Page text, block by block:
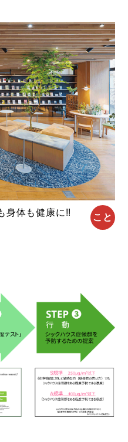
身体も健康に!!
こと